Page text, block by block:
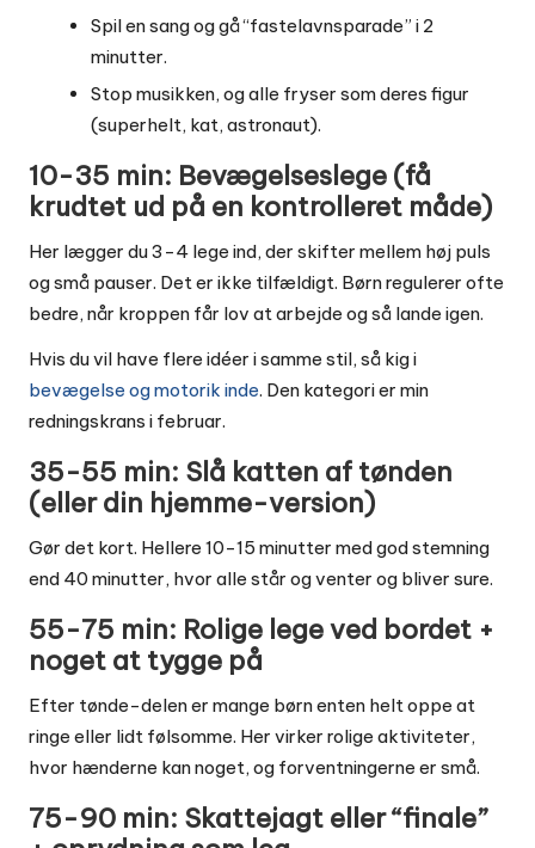
Spil en sang og gå “fastelavnsparade” i 2
minutter.
Stop musikken, og alle fryser som deres figur
(superhelt, kat, astronaut).
10-35 min: Bevægelseslege (få
krudtet ud på en kontrolleret måde)
Her lægger du 3-4 lege ind, der skifter mellem høj puls
og små pauser. Det er ikke tilfældigt. Børn regulerer ofte
bedre, når kroppen får lov at arbejde og så lande igen.
Hvis du vil have flere idéer i samme stil, så kig i
bevægelse og motorik inde. Den kategori er min
redningskrans i februar.
35-55 min: Slå katten af tønden
(eller din hjemme-version)
Gør det kort. Hellere 10-15 minutter med god stemning
end 40 minutter, hvor alle står og venter og bliver sure.
55-75 min: Rolige lege ved bordet +
noget at tygge på
Efter tønde-delen er mange børn enten helt oppe at
ringe eller lidt følsomme. Her virker rolige aktiviteter,
hvor hænderne kan noget, og forventningerne er små.
75-90 min: Skattejagt eller “finale”